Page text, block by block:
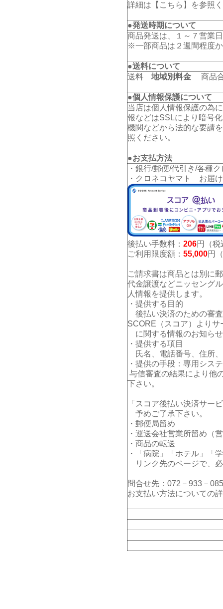
詳細は【 こちら 】を参照
●発送時期について
商品発送は、１～７営業
※一部商品は２週間程度
●送料について
送料 地域別料金 商品合
●個人情報保護について
当店は個人情報保護の為
報などはSSLにより暗号
機関などから法的な要請
照ください。
●お支払方法
・銀行/郵便/代引き/各種
・クロネコヤマト お届
後払い手数料： 206円（税
ご利用限度額： 55,000円
ご請求書は商品とは別に
代金譲渡などニッセング
人情報を提供します。
・提供する目的
後払い決済のための審
SCORE（スコア）よりサ
に関する情報のお知ら
・提供する項目
氏名、電話番号、住所
・提供の手段：専用シス
与信審査の結果により他
下さい。
「スコア後払い決済サー
予めご了承下さい。
・郵便局留め
・運送会社営業所留め（
・商品の転送
・「病院」「ホテル」「
リンク先のページで、
問合せ先：072－933－
お支払い方法についての